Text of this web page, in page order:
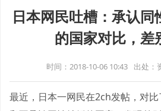
日本网民吐槽：承认同
的国家对比，差
时间：2018-10-06 10:43 出处：
最近，日本一网民在2ch发帖，对